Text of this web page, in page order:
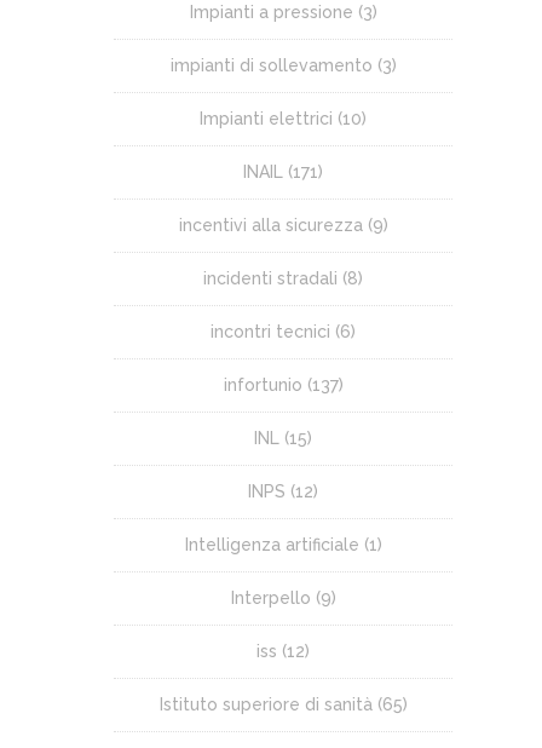
Impianti a pressione (3)
impianti di sollevamento (3)
Impianti elettrici (10)
INAIL (171)
incentivi alla sicurezza (9)
incidenti stradali (8)
incontri tecnici (6)
infortunio (137)
INL (15)
INPS (12)
Intelligenza artificiale (1)
Interpello (9)
iss (12)
Istituto superiore di sanità (65)